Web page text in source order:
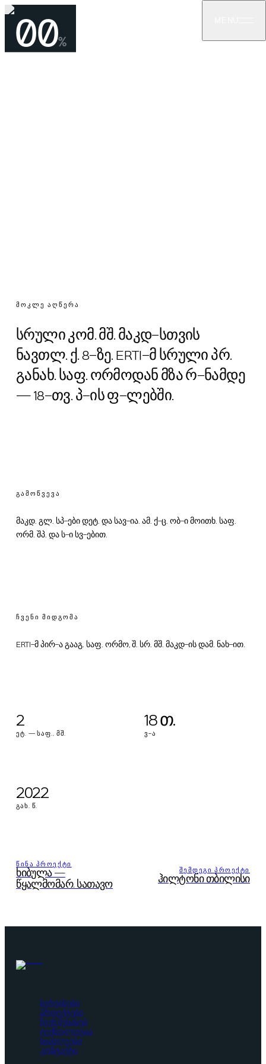
00%
ᲛᲝᲙᲚᲔ ᲐᲦᲬᲔᲠᲐ
სრული კომ. მშ. მაკდ-სთვის
ნავთლ. ქ. 8-ზე. ERTI-მ სრული პრ.
განახ. საფ. ორმოდან მზა რ-ნამდე
— 18-თვ. პ-ის ფ-ლებში.
ᲒᲐᲛᲝᲬᲕᲔᲕᲐ
მაკდ. გლ. სპ-ები დეტ. და სავ-ია. ამ. ქ-ც. ობ-ი მოითხ. საფ.
ორმ. შპ. და ს-ი სვ-ებით.
ᲩᲕᲔᲜᲘ ᲛᲘᲓᲒᲝᲛᲐ
ERTI-მ პირ-ა გააგ. საფ. ორმო, შ. სრ. მშ. მაკდ-ის დამ. ნახ-ით.
2
ᲔᲢ. — ᲡᲐᲤ., ᲛᲨ.
18 თ.
Ვ-Ა
2022
ᲒᲐᲮ. Წ.
ᲬᲘᲜᲐ ᲞᲠᲝᲔᲥᲢᲘ
ხიბულა —
წყალმომარ. სათავო
ᲨᲔᲛᲓᲔᲒᲘ ᲞᲠᲝᲔᲥᲢᲘ
ჰილტონი თბილისი
სერვისები
პროექტები
ჩვენ შესახებ
ტექნოლოგია
სიახლეები
კონტაქტი